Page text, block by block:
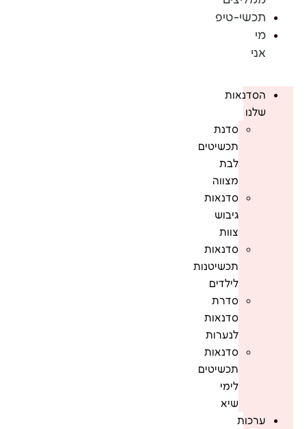
תכשי-טיפ
מי
אני
הסדנאות
שלנו
סדנת
תכשיטים
לבת
מצווה
סדנאות
גיבוש
צוות
סדנאות
תכשיטנות
לילדים
סדרת
סדנאות
לנערות
סדנאות
תכשיטים
לימי
שיא
ערכות